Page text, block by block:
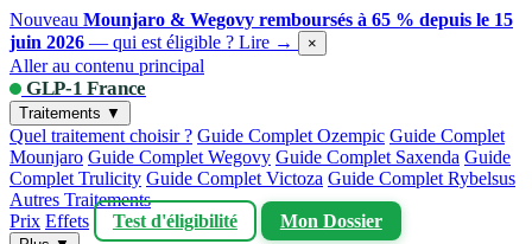
Nouveau Mounjaro & Wegovy remboursés à 65 % depuis le 15
juin 2026 — qui est éligible ? Lire → ×
Aller au contenu principal
GLP-1 France
Traitements ▼
Quel traitement choisir ? Guide Complet Ozempic Guide Complet
Mounjaro Guide Complet Wegovy Guide Complet Saxenda Guide
Complet Trulicity Guide Complet Victoza Guide Complet Rybelsus
Autres Traitements
Prix Effets Test d'éligibilité Mon Dossier